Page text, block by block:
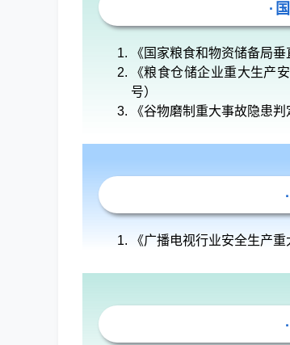
·
《国家粮食和物资储备局
《粮食仓储企业重大生产
号）
《谷物磨制重大事故隐患判
《广播电视行业安全生产